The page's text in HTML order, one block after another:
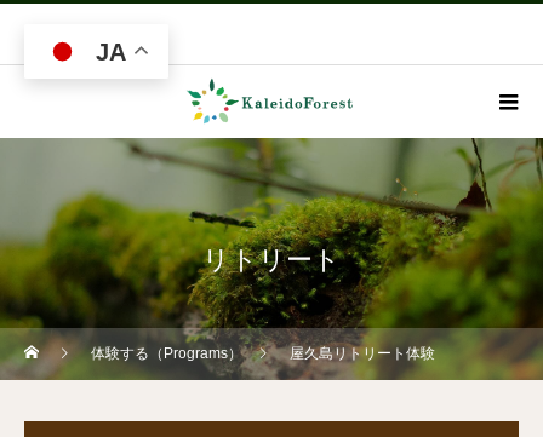
リトリート
体験する（Programs） 屋久島リトリート体験
JA